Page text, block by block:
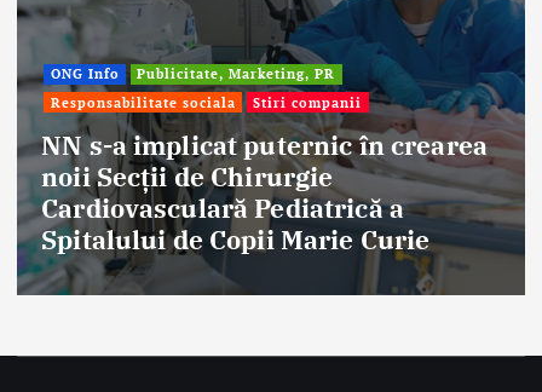
Afaceri & Economie
Publicitate, Marketing, PR
Stiri companii
Eternal Beauty, fondată la Salonta, a
aniversat 30 de ani în industria
frumuseții